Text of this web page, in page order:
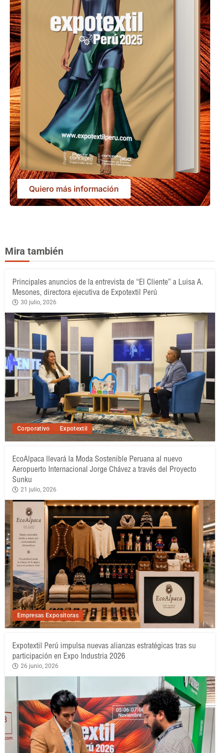
Quiero más información
Mira también
Corporativo Expotextil
Principales anuncios de la entrevista de “El Cliente” a Luisa A.
Mesones, directora ejecutiva de Expotextil Perú
30 julio, 2026
Empresas Expositoras
EcoAlpaca llevará la Moda Sostenible Peruana al nuevo
Aeropuerto Internacional Jorge Chávez a través del Proyecto
Sunku
21 julio, 2026
Expotextil Perú impulsa nuevas alianzas estratégicas tras su
participación en Expo Industria 2026
26 junio, 2026